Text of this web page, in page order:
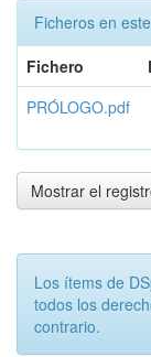
Ficheros en
Fichero
PRÓLOGO.pdf
Mostrar el
Los ítems de
todos los
contrario.